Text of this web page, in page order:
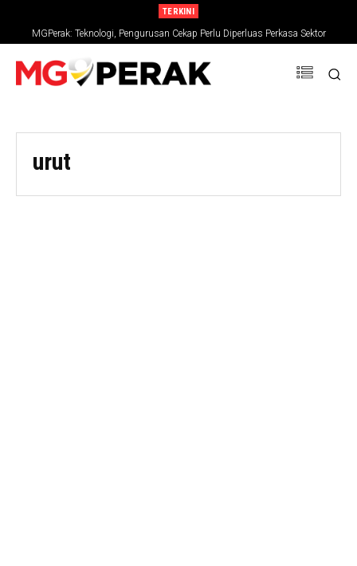
TERKINI
MGPerak: Teknologi, Pengurusan Cekap Perlu Diperluas Perkasa Sektor
Pertanian
urut